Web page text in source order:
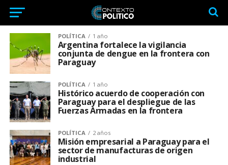
POLÍTICA 1 año
Argentina fortalece la vigilancia
conjunta de dengue en la frontera con
Paraguay
POLÍTICA 1 año
Histórico acuerdo de cooperación con
Paraguay para el despliegue de las
Fuerzas Armadas en la frontera
POLÍTICA 2 años
Misión empresarial a Paraguay para el
sector de manufacturas de origen
industrial